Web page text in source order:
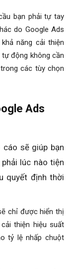
bạn phải tự tay
do Google Ads
năng cải thiện
động không cần
các tùy chọn
Ads
sẽ giúp bạn
lúc nào tiện
quyết định thời
chỉ được hiển thị
thiện hiệu suất
tỷ lệ nhấp chuột